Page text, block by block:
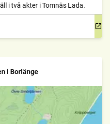
i två akter i Tomnäs Lada.
i Borlänge